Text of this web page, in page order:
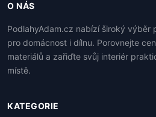
O NÁS
PodlahyAdam.cz nabízí široký výběr
pro domácnost i dílnu. Porovnejte
materiálů a zařiďte svůj interiér
místě.
KATEGORIE